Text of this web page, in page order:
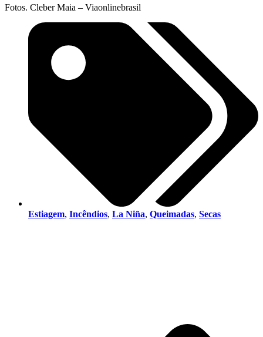
Fotos. Cleber Maia – Viaonlinebrasil
Estiagem, Incêndios, La Niña, Queimadas, Secas